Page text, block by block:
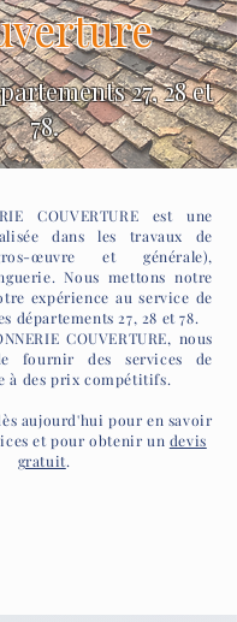
27, 28 et
78.
COUVERTURE est une
dans les travaux de
œuvre et générale),
Nous mettons notre
expérience au service de
départements 27, 28 et 78.
COUVERTURE, nous
fournir des services de
à des prix compétitifs.
aujourd'hui pour en savoir
et pour obtenir un devis
gratuit.